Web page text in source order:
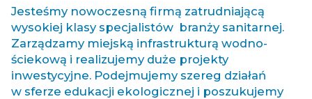
Jesteśmy nowoczesną firmą zatrudniającą
wysokiej klasy specjalistów branży sanitarnej.
Zarządzamy miejską infrastrukturą wodno-
ściekową i realizujemy duże projekty
inwestycyjne. Podejmujemy szereg działań
w sferze edukacji ekologicznej i poszukujemy